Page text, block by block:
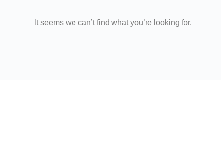
It seems we can’t find what you’re looking for.